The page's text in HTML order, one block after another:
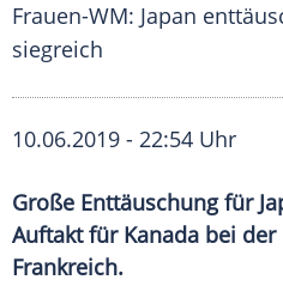
Frauen-WM: Japan
siegreich
10.06.2019 - 22:54 Uhr
Große Enttäuschung für
Auftakt für Kanada bei der
Frankreich.